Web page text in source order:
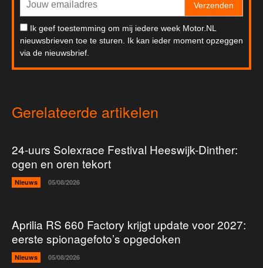
Verzenden
Ik geef toestemming om mij iedere week Motor.NL
nieuwsbrieven toe te sturen. Ik kan ieder moment opzeggen
via de nieuwsbrief.
Gerelateerde artikelen
24-uurs Solexrace Festival Heeswijk-Dinther:
ogen en oren tekort
Nieuws 05/08/2026
Aprilia RS 660 Factory krijgt update voor 2027:
eerste spionagefoto’s opgedoken
Nieuws 05/08/2026